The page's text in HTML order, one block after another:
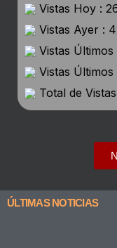
Vistas Hoy :
Vistas Ayer : 4
Vistas
Vistas Últimos
Total de
ÚLTIMAS NOTICIAS